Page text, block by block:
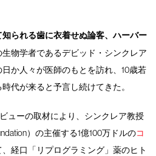
られる歯に衣着せぬ論客、ハーバー
生物学者であるデビッド・シンクレア
か人々が医師のもとを訪れ、10歳若
代が来ると予言し続けてきた。
ューの取材により、シンクレア教授
）の主催する1億100万ドルのコ
経口「リプログラミング」薬のヒト